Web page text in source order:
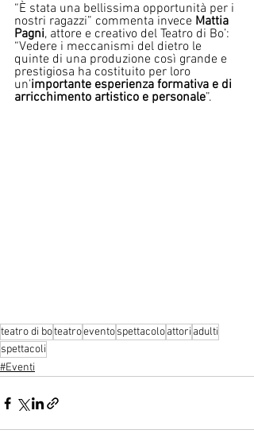
“È stata una bellissima opportunità per i
nostri ragazzi” commenta invece Mattia
Pagni, attore e creativo del Teatro di Bo’:
“Vedere i meccanismi del dietro le
quinte di una produzione così grande e
prestigiosa ha costituito per loro
un’importante esperienza formativa e di
arricchimento artistico e personale”.
teatro di boteatroeventospettacoloattori adulti
spettacoli
#Eventi